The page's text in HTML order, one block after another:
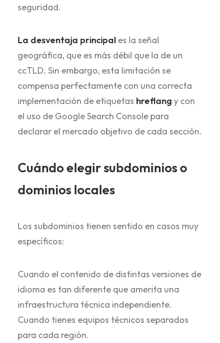
seguridad.
La desventaja principal es la señal
geográfica, que es más débil que la de un
ccTLD. Sin embargo, esta limitación se
compensa perfectamente con una correcta
implementación de etiquetas hreflang y con
el uso de Google Search Console para
declarar el mercado objetivo de cada sección.
Cuándo elegir subdominios o
dominios locales
Los subdominios tienen sentido en casos muy
específicos:
Cuando el contenido de distintas versiones de
idioma es tan diferente que amerita una
infraestructura técnica independiente.
Cuando tienes equipos técnicos separados
para cada región.